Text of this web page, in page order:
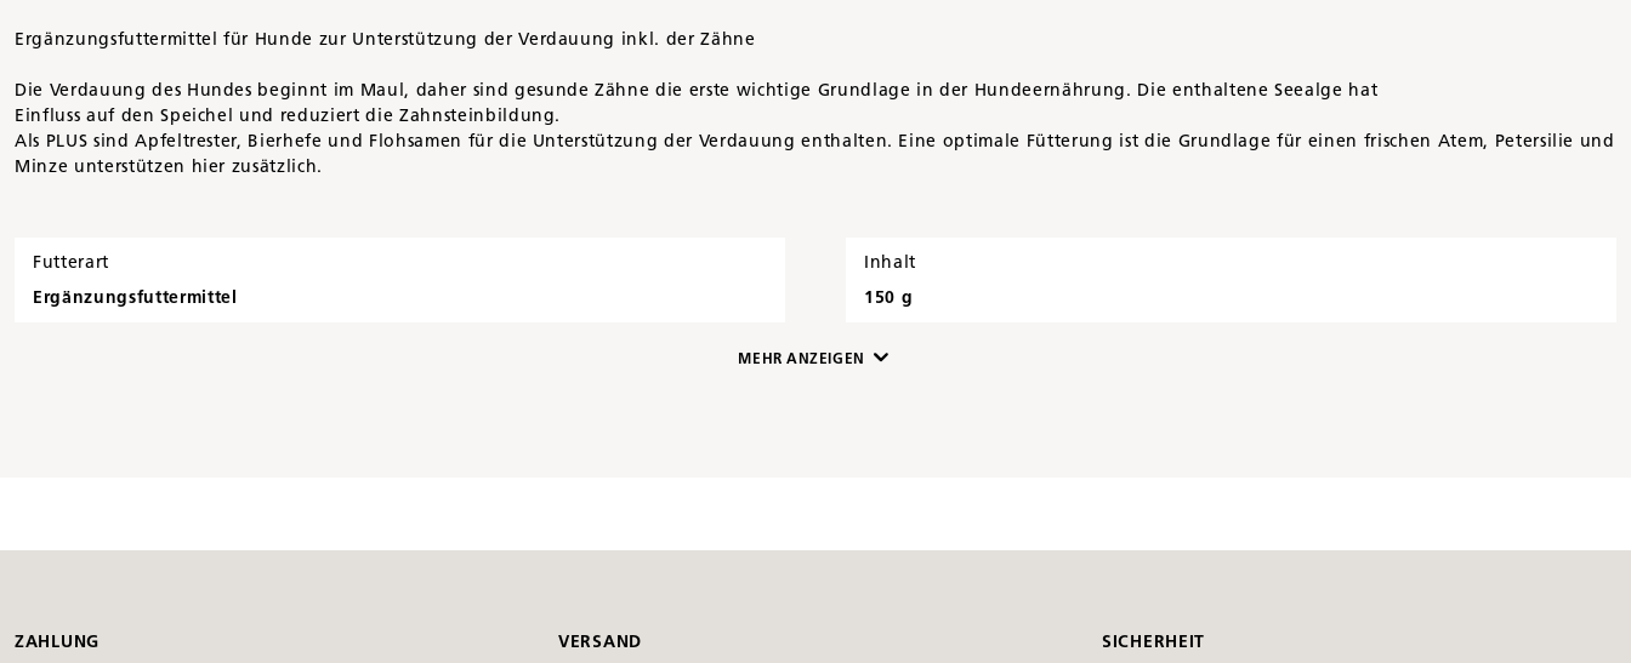
Ergänzungsfuttermittel für Hunde zur Unterstützung der Verdauung inkl. der Zähne
Die Verdauung des Hundes beginnt im Maul, daher sind gesunde Zähne die erste wichtige Grundlage in der Hundeernährung. Die enthaltene Seealge hat
Einfluss auf den Speichel und reduziert die Zahnsteinbildung.
Als PLUS sind Apfeltrester, Bierhefe und Flohsamen für die Unterstützung der Verdauung enthalten. Eine optimale Fütterung ist die Grundlage für einen frischen Atem, Petersilie und
Minze unterstützen hier zusätzlich.
Futterart
Ergänzungsfuttermittel
Inhalt
150 g
MEHR ANZEIGEN
ZAHLUNG VERSAND SICHERHEIT